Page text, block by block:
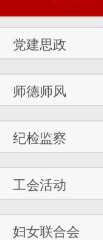
党建思政
师德师风
纪检监察
工会活动
妇女联合会